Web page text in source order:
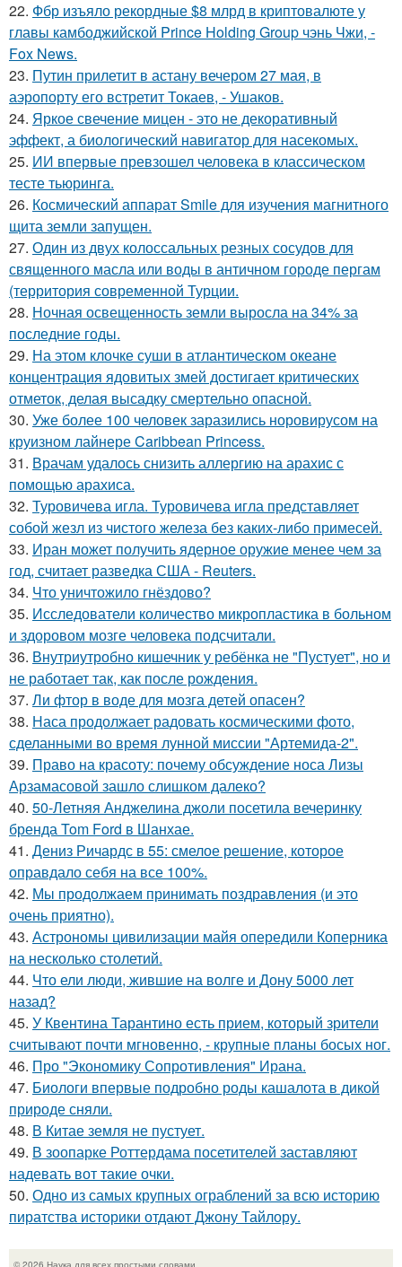
22. Фбр изъяло рекордные $8 млрд в криптовалюте у
главы камбоджийской Prince Holding Group чэнь Чжи, -
Fox News.
23. Путин прилетит в астану вечером 27 мая, в
аэропорту его встретит Токаев, - Ушаков.
24. Яркое свечение мицен - это не декоративный
эффект, а биологический навигатор для насекомых.
25. ИИ впервые превзошел человека в классическом
тесте тьюринга.
26. Космический аппарат Smile для изучения магнитного
щита земли запущен.
27. Один из двух колоссальных резных сосудов для
священного масла или воды в античном городе пергам
(территория современной Турции.
28. Ночная освещенность земли выросла на 34% за
последние годы.
29. На этом клочке суши в атлантическом океане
концентрация ядовитых змей достигает критических
отметок, делая высадку смертельно опасной.
30. Уже более 100 человек заразились норовирусом на
круизном лайнере Caribbean Princess.
31. Врачам удалось снизить аллергию на арахис с
помощью арахиса.
32. Туровичева игла. Туровичева игла представляет
собой жезл из чистого железа без каких-либо примесей.
33. Иран может получить ядерное оружие менее чем за
год, считает разведка США - Reuters.
34. Что уничтожило гнёздово?
35. Исследователи количество микропластика в больном
и здоровом мозге человека подсчитали.
36. Внутриутробно кишечник у ребёнка не "Пустует", но и
не работает так, как после рождения.
37. Ли фтор в воде для мозга детей опасен?
38. Наса продолжает радовать космическими фото,
сделанными во время лунной миссии "Артемида-2".
39. Право на красоту: почему обсуждение носа Лизы
Арзамасовой зашло слишком далеко?
40. 50-Летняя Анджелина джоли посетила вечеринку
бренда Tom Ford в Шанхае.
41. Дениз Ричардс в 55: смелое решение, которое
оправдало себя на все 100%.
42. Мы продолжаем принимать поздравления (и это
очень приятно).
43. Астрономы цивилизации майя опередили Коперника
на несколько столетий.
44. Что ели люди, жившие на волге и Дону 5000 лет
назад?
45. У Квентина Тарантино есть прием, который зрители
считывают почти мгновенно, - крупные планы босых ног.
46. Про "Экономику Сопротивления" Ирана.
47. Биологи впервые подробно роды кашалота в дикой
природе сняли.
48. В Китае земля не пустует.
49. В зоопарке Роттердама посетителей заставляют
надевать вот такие очки.
50. Одно из самых крупных ограблений за всю историю
пиратства историки отдают Джону Тайлору.
© 2026 Наука для всех простыми словами